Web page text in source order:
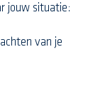
jouw situatie:
van je